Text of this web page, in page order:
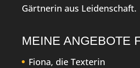
Gärtnerin aus Leidenschaft.
MEINE ANGEBOTE
Fiona, die Texterin